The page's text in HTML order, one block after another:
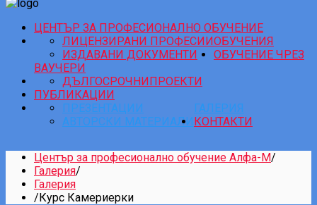
ЦЕНТЪР ЗА ПРОФЕСИОНАЛНО ОБУЧЕНИЕ
ОБУЧЕНИЯ
ЛИЦЕНЗИРАНИ ПРОФЕСИИ
ИЗДАВАНИ ДОКУМЕНТИ
ОБУЧЕНИЕ ЧРЕЗ
ВАУЧЕРИ
ПРОЕКТИ
ДЪЛГОСРОЧНИ
ПУБЛИКАЦИИ
ГАЛЕРИЯ
ПРЕЗЕНТАЦИИ
АВТОРСКИ МАТЕРИАЛИКОНТАКТИ
Център за професионално обучение Алфа-М/
Галерия/
Галерия
/Курс Камериерки